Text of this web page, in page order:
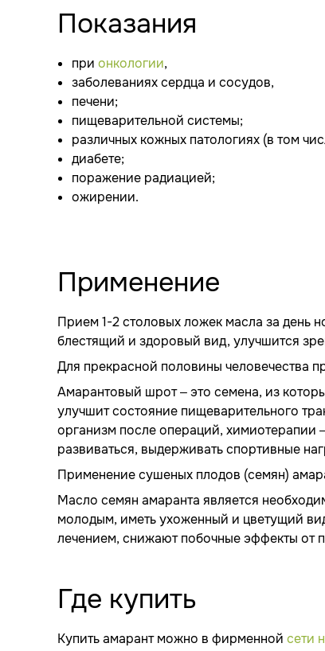
Показания
прионкологии,
заболеваниях сердца и сосудов,
печени;
пищеварительной системы;
различных кожных патологиях (в том
диабете;
поражение радиацией;
ожирении.
Применение
Прием 1-2 столовых ложек масла за день
блестящий и здоровый вид, улучшится
Для прекрасной половины человечества
Амарантовый шрот – это семена, из
улучшит состояние пищеварительного
организм после операций, химиотерапии
развиваться, выдерживать спортивные
Применение сушеных плодов (семян)
Масло семян амаранта является
молодым, иметь ухоженный и цветущий
лечением, снижают побочные эффекты от
Где купить
Купить амарант можно в фирменной сети